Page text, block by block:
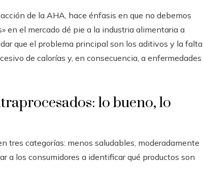
de la AHA, hace énfasis en que no debemos
en el mercado dé pie a la industria alimentaria a
que el problema principal son los aditivos y la falta
de calorías y, en consecuencia, a enfermedades
lo bueno, lo
tres categorías: menos saludables, moderadamente
a los consumidores a identificar qué productos son